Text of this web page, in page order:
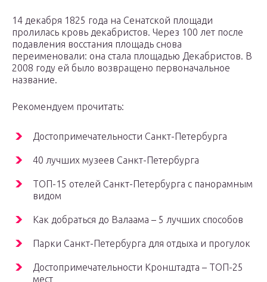
14 декабря 1825 года на Сенатской площади
пролилась кровь декабристов. Через 100 лет после
подавления восстания площадь снова
переименовали: она стала площадью Декабристов. В
2008 году ей было возвращено первоначальное
название.
Рекомендуем прочитать:
Достопримечательности Санкт-Петербурга
40 лучших музеев Санкт-Петербурга
ТОП-15 отелей Санкт-Петербурга с панорамным
видом
Как добраться до Валаама – 5 лучших способов
Парки Санкт-Петербурга для отдыха и прогулок
Достопримечательности Кронштадта – ТОП-25
мест